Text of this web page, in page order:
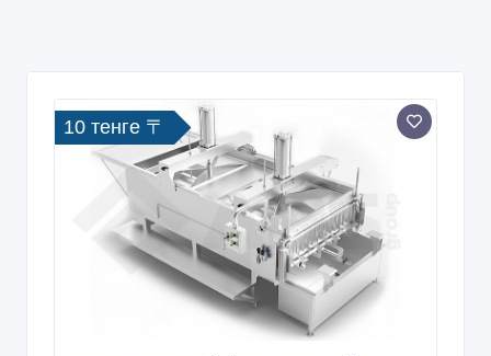
10 тенге 〒